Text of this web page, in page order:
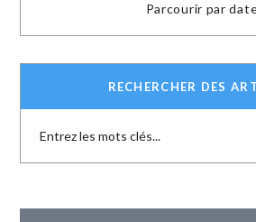
Parcourir par
RECHERCHER DES